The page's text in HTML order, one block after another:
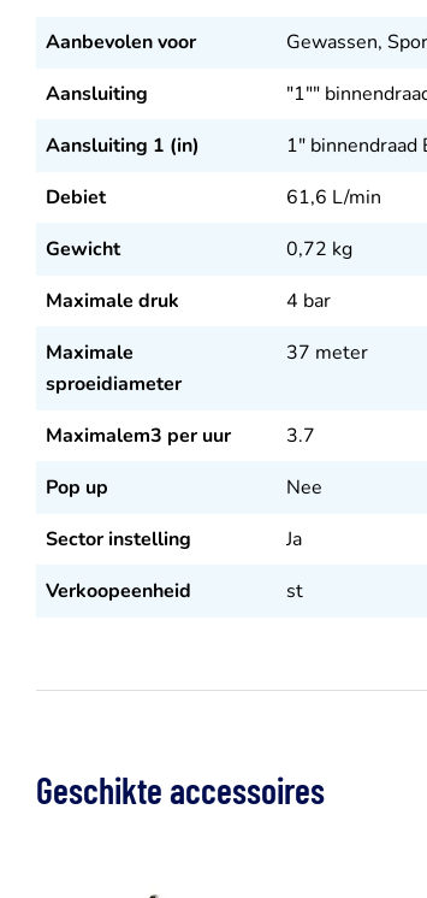
Aanbevolen voor
Gewassen,
Aansluiting
"1""
Aansluiting 1 (in)
1" binnendraad
Debiet
61,6 L/min
Gewicht
0,72 kg
Maximale druk
4 bar
Maximale
sproeidiameter
37 meter
Maximalem3 per uur
3.7
Pop up
Nee
Sector instelling
Ja
Verkoopeenheid
st
Geschikte accessoires